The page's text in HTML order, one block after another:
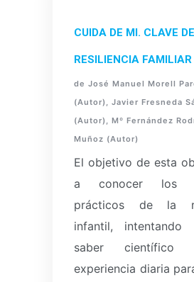
CUIDA DE MI. CLAVE
RESILIENCIA FAMILIAR
de José Manuel Morell
(Autor), Javier Fresneda
(Autor), Mº Fernández
Muñoz (Autor)
El objetivo de esta
a conocer los
prácticos de la
infantil, intentando
saber
experiencia diaria